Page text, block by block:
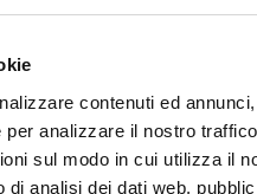
contenuti ed
analizzare il nostro
sul modo in cui utilizza il
di analisi dei dati web,